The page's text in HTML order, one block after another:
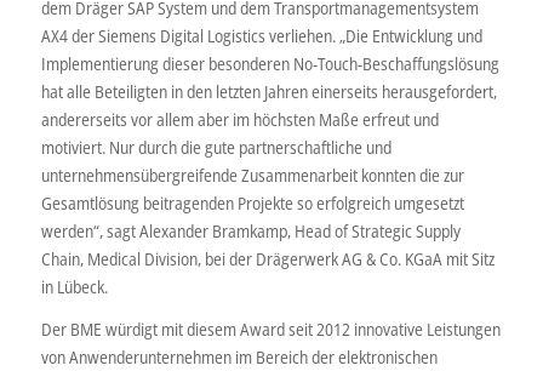
dem Dräger SAP System und dem Transportmanagementsystem
AX4 der Siemens Digital Logistics verliehen. „Die Entwicklung und
Implementierung dieser besonderen No-Touch-Beschaffungslösung
hat alle Beteiligten in den letzten Jahren einerseits herausgefordert,
andererseits vor allem aber im höchsten Maße erfreut und
motiviert. Nur durch die gute partnerschaftliche und
unternehmensübergreifende Zusammenarbeit konnten die zur
Gesamtlösung beitragenden Projekte so erfolgreich umgesetzt
werden“, sagt Alexander Bramkamp, Head of Strategic Supply
Chain, Medical Division, bei der Drägerwerk AG & Co. KGaA mit Sitz
in Lübeck.
Der BME würdigt mit diesem Award seit 2012 innovative Leistungen
von Anwenderunternehmen im Bereich der elektronischen